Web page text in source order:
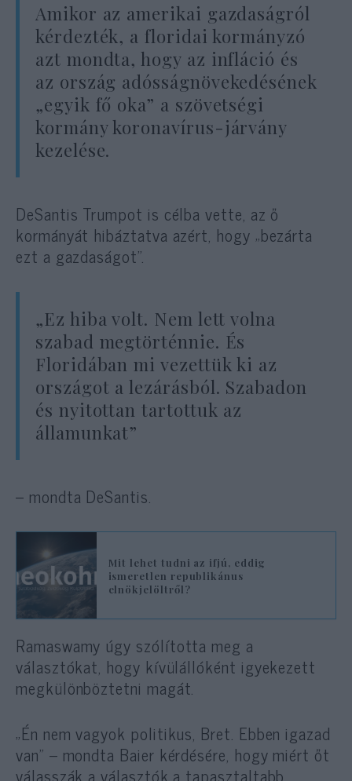
Amikor az amerikai gazdaságról
kérdezték, a floridai kormányzó
azt mondta, hogy az infláció és
az ország adósságnövekedésének
„egyik fő oka” a szövetségi
kormány koronavírus-járvány
kezelése.
DeSantis Trumpot is célba vette, az ő
kormányát hibáztatva azért, hogy „bezárta
ezt a gazdaságot”.
„Ez hiba volt. Nem lett volna
szabad megtörténnie. És
Floridában mi vezettük ki az
országot a lezárásból. Szabadon
és nyitottan tartottuk az
államunkat”
– mondta DeSantis.
Mit lehet tudni az ifjú, eddig
ismeretlen republikánus
elnökjelöltről?
Ramaswamy úgy szólította meg a
választókat, hogy kívülállóként igyekezett
megkülönböztetni magát.
„Én nem vagyok politikus, Bret. Ebben igazad
van” – mondta Baier kérdésére, hogy miért őt